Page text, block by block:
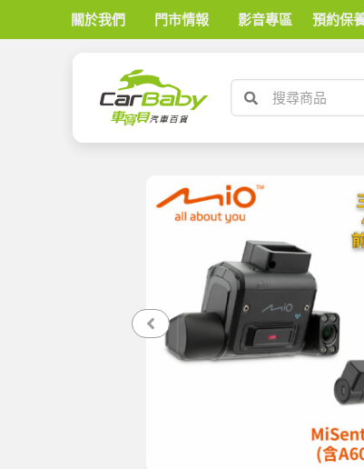
關於我們 門市情報 影音專區 預約保